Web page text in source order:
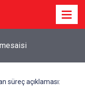
süreç açıklaması: